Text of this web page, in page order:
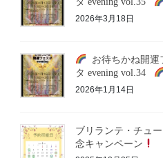
2026年3月18日
お待ちかね開運
タ evening vol.34
2026年1月14日
ブリランテ・チュ
念キャンペーン